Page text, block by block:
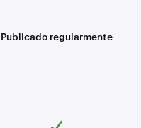
Publicado regularmente